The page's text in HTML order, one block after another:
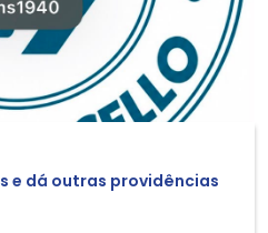
e dá outras providências